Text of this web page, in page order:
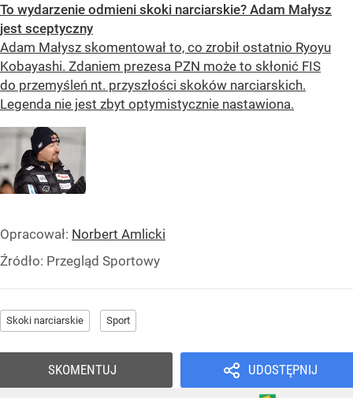
To wydarzenie odmieni skoki narciarskie? Adam Małysz
jest sceptyczny
Adam Małysz skomentował to, co zrobił ostatnio Ryoyu
Kobayashi. Zdaniem prezesa PZN może to skłonić FIS
do przemyśleń nt. przyszłości skoków narciarskich.
Legenda nie jest zbyt optymistycznie nastawiona.
Opracował: Norbert Amlicki
Źródło: Przegląd Sportowy
Skoki narciarskie Sport
UDOSTĘPNIJ
SKOMENTUJ